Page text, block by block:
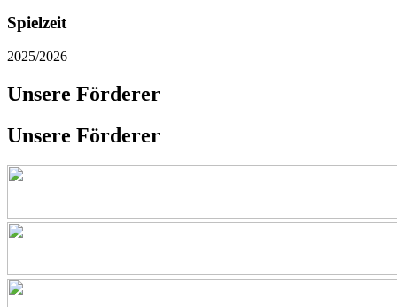
Spielzeit
2025/2026
Unsere Förderer
Unsere Förderer